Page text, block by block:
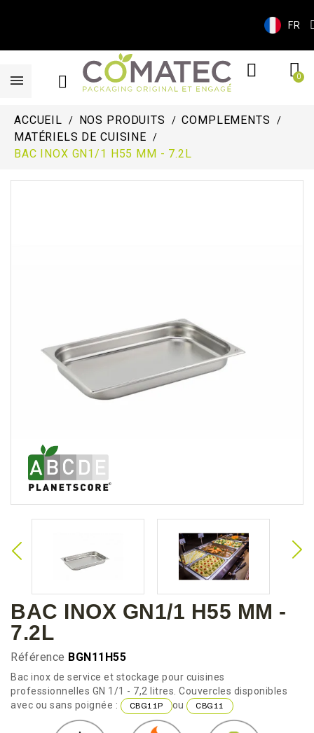
FR
ACCUEIL NOS PRODUITS
COMPLEMENTS
MATÉRIELS DE CUISINE
BAC INOX GN1/1 H55 MM - 7.2L
BAC INOX GN1/1 H55 MM -
7.2L
Référence BGN11H55
Bac inox de service et stockage pour cuisines
professionnelles GN 1/1 - 7,2 litres. Couvercles disponibles
avec ou sans poignée :
CBG11P ou CBG11